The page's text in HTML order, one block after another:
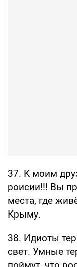
37. К моим
роисии!!! Вы
места, где
Крыму.
38. Идиоты
свет. Умные